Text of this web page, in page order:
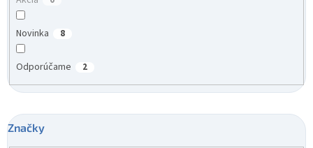
Novinka 8
Odporúčame 2
Značky